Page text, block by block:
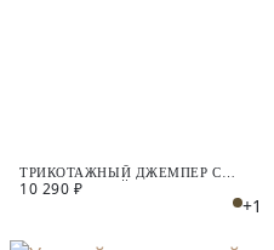
ТРИКОТАЖНЫЙ ДЖЕМПЕР С
АППЛИКАЦИЕЙ
10 290 ₽
+1